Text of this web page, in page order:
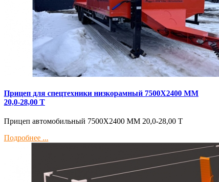
Прицеп для спецтехники низкорамный 7500Х2400 ММ
20,0-28,00 Т
Прицеп автомобильный 7500Х2400 ММ 20,0-28,00 Т
Подробнее ...